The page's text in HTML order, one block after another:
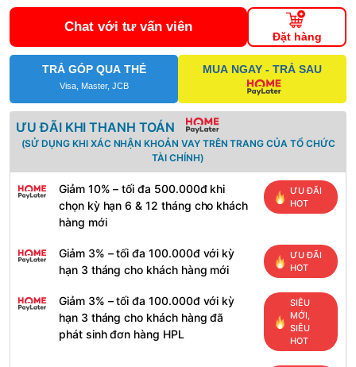
Chat với tư vấn viên
Đặt hàng
TRẢ GÓP QUA THẺ
Visa, Master, JCB
MUA NGAY - TRẢ SAU
ƯU ĐÃI KHI THANH TOÁN
(SỬ DỤNG KHI XÁC NHẬN KHOẢN VAY TRÊN TRANG CỦA TỔ CHỨC
TÀI CHÍNH)
Giảm 10% – tối đa 500.000đ khi
chọn kỳ hạn 6 & 12 tháng cho khách
hàng mới
ƯU ĐÃI
HOT
Giảm 3% – tối đa 100.000đ với kỳ
hạn 3 tháng cho khách hàng mới
ƯU ĐÃI
HOT
Giảm 3% – tối đa 100.000đ với kỳ
hạn 3 tháng cho khách hàng đã
phát sinh đơn hàng HPL
SIÊU
MỚI,
SIÊU
HOT